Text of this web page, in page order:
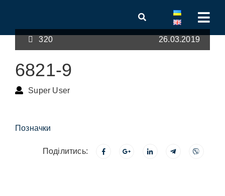
320 26.03.2019
6821-9
Super User
Позначки
Поділитись: